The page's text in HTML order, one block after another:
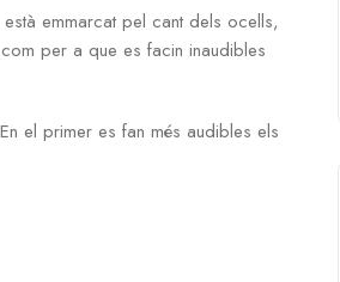
emmarcat pel cant dels ocells,
per a que es facin inaudibles
el primer es fan més audibles els